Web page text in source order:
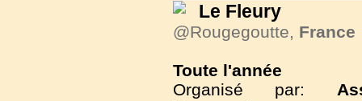
Le Fleury
@Rougegoutte, France
Toute l'année
Organisé par: